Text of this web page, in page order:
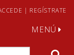
| REGÍSTRATE
MENÚ